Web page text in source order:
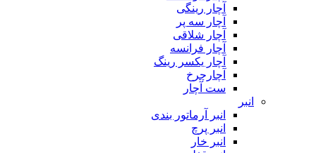
آچار رینگی
آچار سه پر
آچار شلاقی
آچار فرانسه
آچار یکسر رینگ
آچارچرخ
ست آچار
انبر
انبر آرماتور بندی
انبر پرچ
انبر خار